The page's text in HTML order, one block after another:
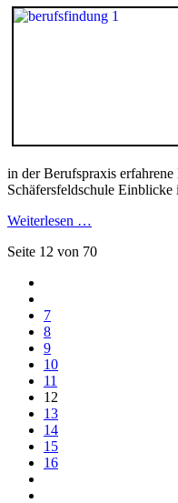
in der Berufspraxis
Schäfersfeldschule
Weiterlesen …
Seite 12 von 70
7
8
9
10
11
12
13
14
15
16